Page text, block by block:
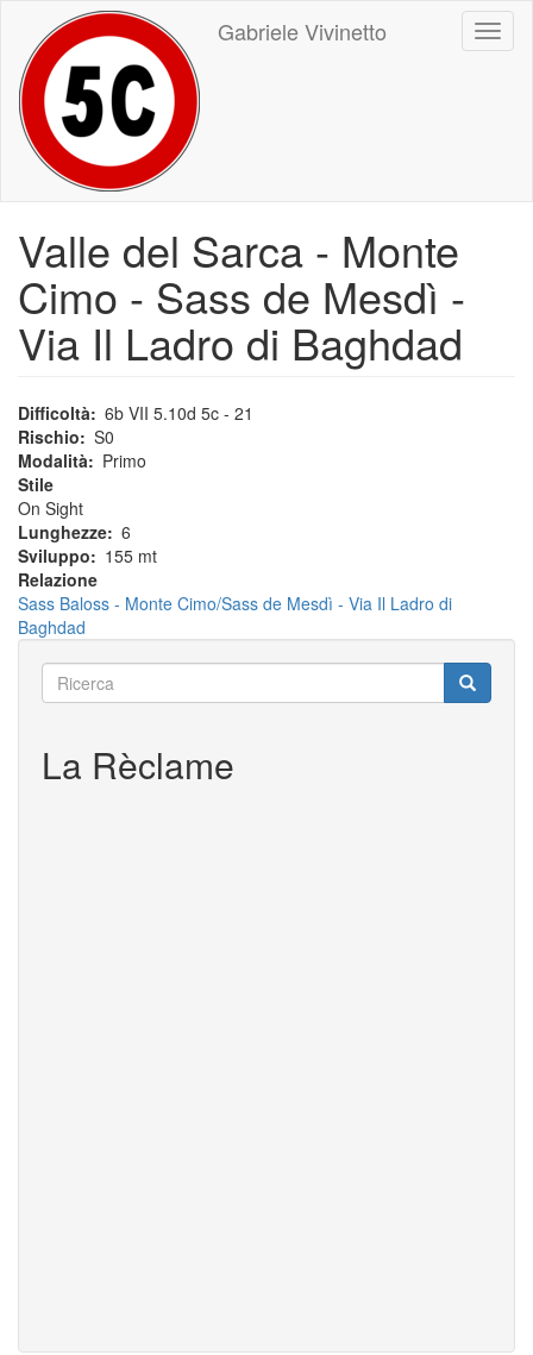
contenuto
principale
Gabriele Vivinetto
Valle del Sarca - Monte
Cimo - Sass de Mesdì -
Via Il Ladro di Baghdad
Difficoltà 6b VII 5.10d 5c - 21
Rischio
S0
Modalità
Primo
Stile
On Sight
Lunghezze 6
Sviluppo
155 mt
Relazione
Sass Baloss - Monte Cimo/Sass de Mesdì - Via Il Ladro di
Baghdad
Ricerca
Ricerca Ricerca
La Rèclame